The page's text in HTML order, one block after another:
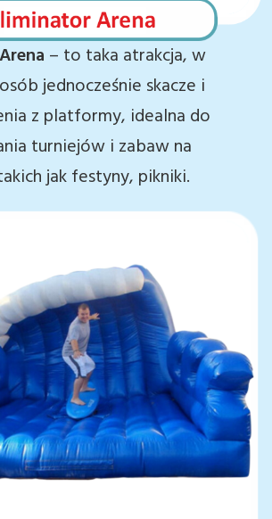
– to taka atrakcja, w
jednocześnie skacze i
z platformy, idealna do
turniejów i zabaw na
jak festyny, pikniki.